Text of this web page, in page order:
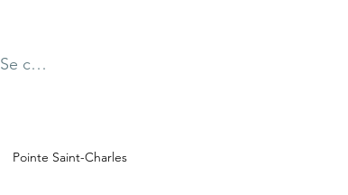
Se connecter
Pointe Saint-Charles